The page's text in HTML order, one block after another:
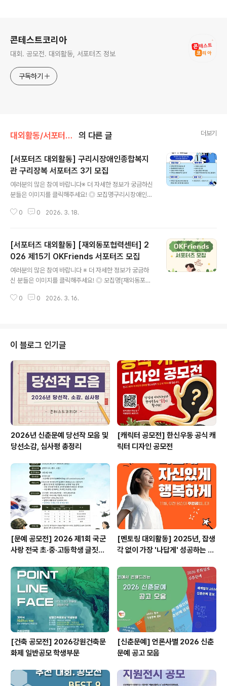
콘테스트코리아
대회. 공모전. 대외활동, 서포터즈 정보
구독하기
대외활동/서포터즈 • 기자단 의 다른 글 더보기
[서포터즈 대외활동] 구리시장애인종합복지
관 구리장복 서포터즈 3기 모집
여러분의 많은 참여 바랍니다※ 더 자세한 정보가 궁금하신
분들은 이미지를 클릭해주세요! ◎ 모집명구리시장애인종
합복지관 구리장복 서포터즈 3기 모집복지관의 이야기를
이 가능한 분- 의미있는 활동을 하고 싶은 분 ◎ 모집기간
~ 2026년 3월 20일(금)까지 ◎ 활동기간2026. 04. 0
1. ~ 2026. 11. 27. ◎ 활동혜택- 위촉장/수료증 수여- 봉
사시간 인정- 홍보콘텐츠 제작 경험- 다양한 복지관 행사
및 프로그램 참여 ◎ 신청방법QR코드 접속 신청서 작성네
이버폼 링크 : https://naver.me/G6R6k5T9 ◎ 문 의
0 0 2026. 3. 18.
[서포터즈 대외활동] [재외동포협력센터] 2
026 제15기 OKFriends 서포터즈 모집
여러분의 많은 참여 바랍니다 ※ 더 자세한 정보가 궁금하
신 분들은 이미지를 클릭해주세요! ◎ 모집명[재외동포협
KFriends 서포터즈란?ㅇ 재외동포청 주최·재외동포협력
류하며 지역별 한인 공동체에 대해 알아가고 싶은 분!- 6박
7일간 차세대동포들과 전국을 누비며 한국(모국)의 이모저
모를 알려주고 싶은 분!- 리더십, 책임감, 공동체 의식 등등
을 함양하고 싶은 분! ◎ 선발인원총 180명 내외- 선발 목
표 인원: 청소년 A그룹: 70명 / 청소년 B그룹..
0 0 2026. 3. 16.
이 블로그 인기글
2026년 신춘문예 당선작 모음 및
당선소감, 심사평 총정리
[캐릭터 공모전] 한신우동 공식 캐
릭터 디자인 공모전
[문예 공모전] 2026 제1회 국군
사랑 전국 초·중·고등학생 글짓기
[멘토링 대외활동] 2025년, 잡생
각 없이 가장 '나답게' 성공하는 법
[건축 공모전] 2026강원건축문
화제 일반공모 학생부문
[신춘문예] 언론사별 2026 신춘
문예 공고 모음